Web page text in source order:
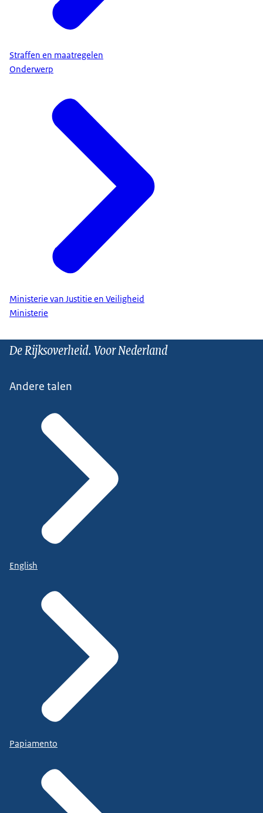
Straffen en maatregelen
Onderwerp
Ministerie van Justitie en Veiligheid
Ministerie
De Rijksoverheid. Voor Nederland
Andere talen
English
Papiamento